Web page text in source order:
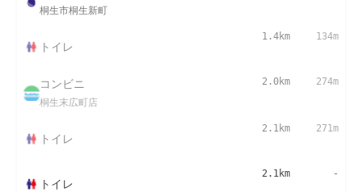
桐生市桐生新町
トイレ
1.4km 134m
コンビニ
桐生末広町店
2.0km 274m
トイレ
2.1km 271m
トイレ
2.1km -